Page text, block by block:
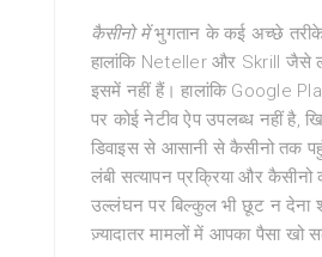
कैसीनो मेंभुगतान के कई अच्छे
हालांकि Neteller और Skrill जैसे
इसमें नहीं हैं। हालांकि Google
पर कोई नेटीव ऐप उपलब्ध नहीं है,
डिवाइस से आसानी से कैसीनो तक
लंबी सत्यापन प्रक्रिया और कैसीनो
उल्लंघन पर बिल्कुल भी छूट न देना
ज़्यादातर मामलों में आपका पैसा खो